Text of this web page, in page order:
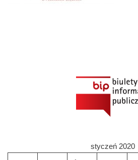
styczeń 2020